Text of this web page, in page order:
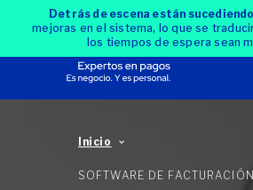
Detrás de escena están
mejoras en el sistema, lo que se
los tiempos de espera sean
Inicio
SOFTWARE DE FACTURACIÓN